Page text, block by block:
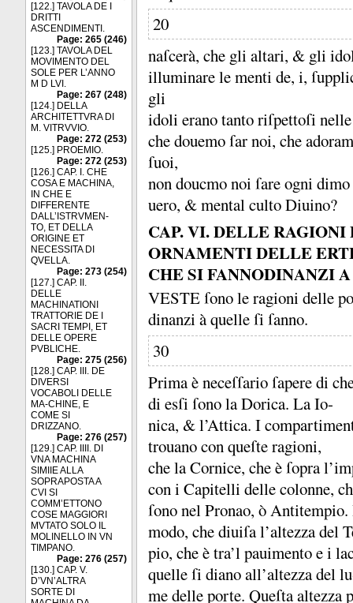
[122.] TAVOLA DE I
DRITTI
ASCENDIMENTI.
Page: 265 (246)
[123.] TAVOLA DEL
MOVIMENTO DEL
SOLE PER L’ANNO
M D LVI.
Page: 267 (248)
[124.] DELLA
ARCHITETTVRA DI
M. VITRVVIO.
Page: 272 (253)
[125.] PROEMIO.
Page: 272 (253)
[126.] CAP. I. CHE
COSA E MACHINA,
IN CHE E
DIFFERENTE
DALL’ISTRVMEN-
TO, ET DELLA
ORIGINE ET
NECESSITA DI
QVELLA.
Page: 273 (254)
[127.] CAP. II.
DELLE
MACHINATIONI
TRATTORIE DE I
SACRI TEMPI, ET
DELLE OPERE
PVBLICHE.
Page: 275 (256)
[128.] CAP. III. DE
DIVERSI
VOCABOLI DELLE
MA-CHINE, E
COME SI
DRIZZANO.
Page: 276 (257)
[129.] CAP. IIII. DI
VNA MACHINA
SIMIIE ALLA
SOPRAPOSTA A
CVI SI
COMM’ETTONO
COSE MAGGIORI
MVTATO SOLO IL
MOLINELLO IN VN
TIMPANO.
Page: 276 (257)
[130.] CAP. V.
D’VN’ALTRA
SORTE DI
20
naſcerà, che gli altari, & gli
illuminare le menti de, i,
gli
idoli erano tanto riſpettoſi
che douemo ſar noi, che
ſuoi,
non doucmo noi ſare ogni
uero, &mental culto Diuino?
CAP. VI. DELLE
ORNAMENTI DELLE
CHE SI FANNODINANZI
VESTE ſono le ragioni delle
dinanzi à quelle ſi ſanno.
30
Prima è neceſſario ſapere di
di esſi ſono la Dorica. La Io-
nica, &l’Attica. I
trouano con queſte ragioni,
che la Cornice, che è ſopra
con i Capitelli delle colonne,
ſono nel Pronao, ò Antitempio.
modo, che diuiſa l’altezza del
pio, che è tra’l pauimento e i
quelle ſi diano all’altezza del
me delle porte. Queſta